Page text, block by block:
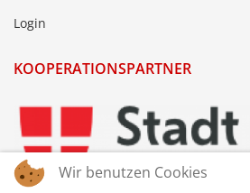
Login
KOOPERATIONSPARTNER
Wir benutzen Cookies